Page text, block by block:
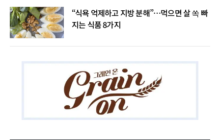
“식욕 억제하고 지방 분해”…먹으면 살 쏙 빠
지는 식품 8가지